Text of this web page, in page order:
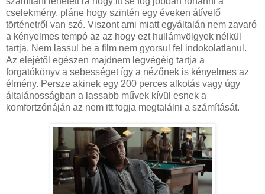
cselekmény, pláne hogy szintén egy éveken átívelő
történetről van szó. Viszont ami miatt egyáltalán nem zavaró
a kényelmes tempó az az hogy ezt hullámvölgyek nélkül
tartja. Nem lassul be a film nem gyorsul fel indokolatlanul.
Az elejétől egészen majdnem legvégéig tartja a
forgatókönyv a sebességet így a nézőnek is kényelmes az
élmény. Persze akinek egy 200 perces alkotás vagy úgy
általánosságban a lassabb művek kívül esnek a
komfortzónáján az nem itt fogja megtalálni a számítását.